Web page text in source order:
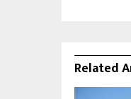
Related